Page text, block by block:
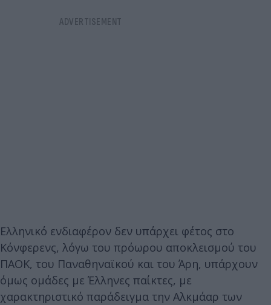
Ελληνικό ενδιαφέρον δεν υπάρχει φέτος στο
Κόνφερενς, λόγω του πρόωρου αποκλεισμού του
ΠΑΟΚ, του Παναθηναϊκού και του Άρη, υπάρχουν
όμως ομάδες με Έλληνες παίκτες, με
χαρακτηριστικό παράδειγμα την Αλκμάαρ των